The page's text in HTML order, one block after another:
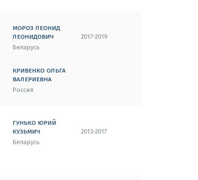
мороз леонид
леонидович
Беларусь
кривенко ольга
валериевна
Россия
2017-2019
гунько юрий
кузьмич
Беларусь
2013-2017